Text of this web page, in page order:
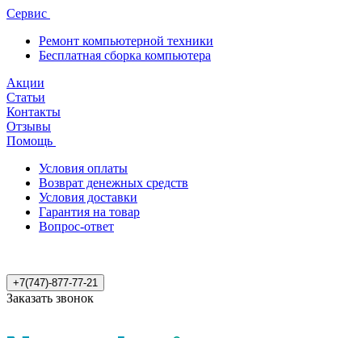
Сервис
Ремонт компьютерной техники
Бесплатная сборка компьютера
Акции
Статьи
Контакты
Отзывы
Помощь
Условия оплаты
Возврат денежных средств
Условия доставки
Гарантия на товар
Вопрос-ответ
+7(747)-877-77-21
Заказать звонок